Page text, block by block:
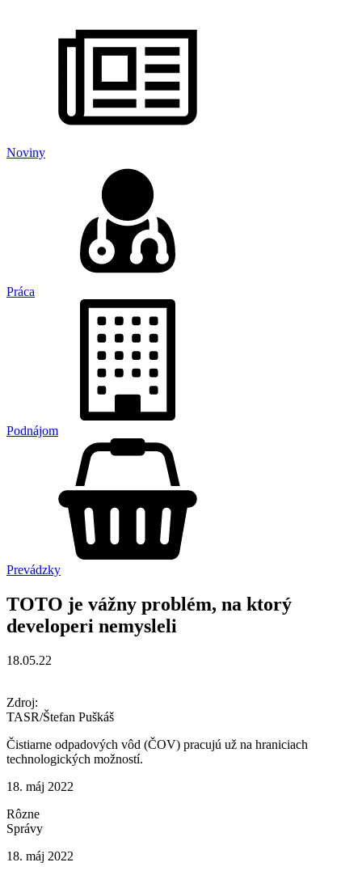
Noviny
Práca
Podnájom
Prevádzky
TOTO je vážny problém, na ktorý
developeri nemysleli
18.05.22
Zdroj:
TASR/Štefan Puškáš
Čistiarne odpadových vôd (ČOV) pracujú už na hraniciach
technologických možností.
18. máj 2022
Rôzne
Správy
18. máj 2022